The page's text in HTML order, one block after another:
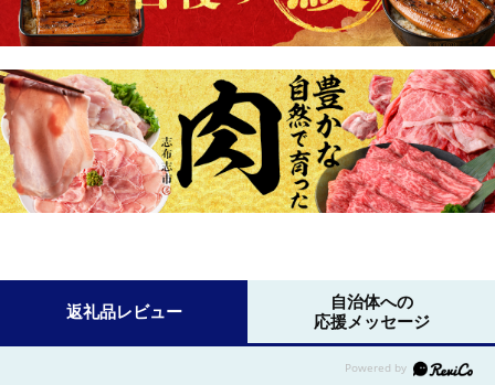
返礼品レビュー
自治体への
応援メッセージ